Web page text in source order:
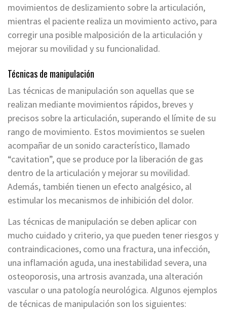
movimientos de deslizamiento sobre la articulación,
mientras el paciente realiza un movimiento activo, para
corregir una posible malposición de la articulación y
mejorar su movilidad y su funcionalidad.
Técnicas de manipulación
Las técnicas de manipulación son aquellas que se
realizan mediante movimientos rápidos, breves y
precisos sobre la articulación, superando el límite de su
rango de movimiento. Estos movimientos se suelen
acompañar de un sonido característico, llamado
“cavitation”, que se produce por la liberación de gas
dentro de la articulación y mejorar su movilidad.
Además, también tienen un efecto analgésico, al
estimular los mecanismos de inhibición del dolor.
Las técnicas de manipulación se deben aplicar con
mucho cuidado y criterio, ya que pueden tener riesgos y
contraindicaciones, como una fractura, una infección,
una inflamación aguda, una inestabilidad severa, una
osteoporosis, una artrosis avanzada, una alteración
vascular o una patología neurológica. Algunos ejemplos
de técnicas de manipulación son los siguientes: